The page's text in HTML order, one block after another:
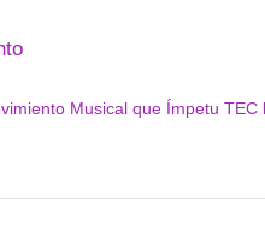
Musical que Ímpetu